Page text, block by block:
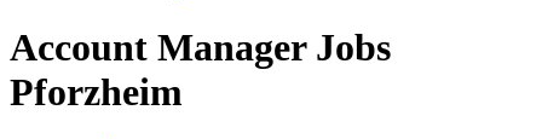
Account Manager Jobs
Pforzheim